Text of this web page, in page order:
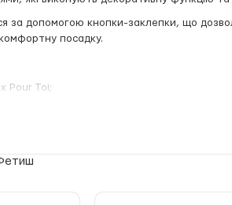
за допомогою кнопки-заклепки, що
посадку.
Pour Toi;
Франція;
Китай;
можуть використовуватися для